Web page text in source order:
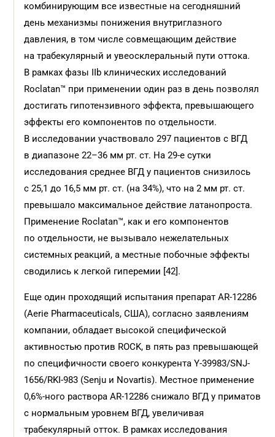
комбинирующим все известные на сегодняшний
день механизмы понижения внутриглазного
давления, в том числе совмещающим действие
на трабекулярный и увеосклеральный пути оттока.
В рамках фазы IIb клинических исследований
Roclatan™ при применении один раз в день позволял
достигать гипотензивного эффекта, превышающего
эффекты его компонентов по отдельности.
В исследовании участвовало 297 пациентов с ВГД
в диапазоне 22–36 мм рт. ст. На 29-е сутки
исследования среднее ВГД у пациентов снизилось
с 25,1 до 16,5 мм рт. ст. (на 34%), что на 2 мм рт. ст.
превышало максимальное действие латанопроста.
Применение Roclatan™, как и его компонентов
по отдельности, не вызывало нежелательных
системных реакций, а местные побочные эффекты
сводились к легкой гиперемии [42].
Еще один проходящий испытания препарат AR-12286
(Aerie Pharmaceuticals, США), согласно заявлениям
компании, обладает высокой специфической
активностью против ROCK, в пять раз превышающей
по специфичности своего конкурента Y-39983/SNJ-
1656/RKI-983 (Senju и Novartis). Местное применение
0,6%-ного раствора AR-12286 снижало ВГД у приматов
с нормальным уровнем ВГД, увеличивая
трабекулярный отток. В рамках исследования